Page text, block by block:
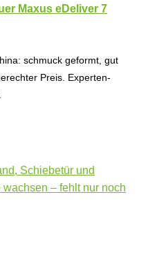
Maxus eDeliver 7
schmuck geformt, gut
Preis. Experten-